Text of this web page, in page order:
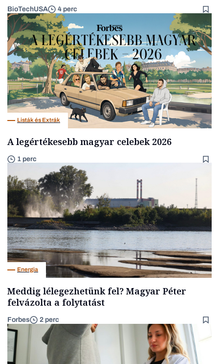
BioTechUSA 4 perc
Listák és Extrák
A legértékesebb magyar celebek 2026
1 perc
Energia
Meddig lélegezhetünk fel? Magyar Péter
felvázolta a folytatást
Forbes 2 perc